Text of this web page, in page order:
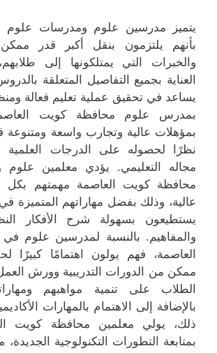
يتميز مدرسين علوم ومدرسات علوم
بأنهم يلتزمون بنقل أكبر قدر
والخبرات التي يمتلكونها إلى
العناية بجميع التفاصيل المتعلقة
يساعد في تحقيق عملية تعليم فعالة
بمدرس علوم محافظة كويت
بمؤهلات عالية وتجارب واسعة ومتنوعة
نظرًا لحصوله على الدرجات
مجاله التعليمي. يؤدي معلمين
محافظة كويت العاصمة مهمتهم بكل
عالية، وذلك بفضل مهاراتهم المتميزة
يستطيعون بسهولة شرح الأفكار
والمفاهيم. بالنسبة لمدرسين علوم
العاصمة، فهم يولون اهتمامًا كبيرًا
ممكن من الدورات التدريبية وورش
الطلاب على تنمية مواهبهم
بالإضافة إلى الاهتمام بالمهارات
ذلك، يولي معلمين محافظة كويت
بمتابعة التطورات التكنولوجية